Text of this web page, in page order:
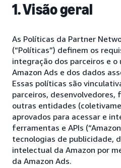
1. Visão geral
As Políticas da Partner
(“Políticas”) definem os
integração dos parceiros e o
Amazon Ads e dos dados
Essas políticas são
parceiros, desenvolvedores,
outras entidades
aprovados para acessar e
ferramentas e APIs
tecnologias de publicidade,
intelectual da Amazon por
da Amazon Ads.